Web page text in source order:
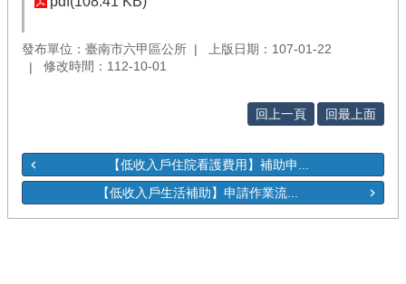
發布單位：臺南市六甲區公所
上版日期：107-01-22
修改時間：112-10-01
回上一頁 回最上面
【低收入戶住院看護費用】補助申...
【低收入戶生活補助】申請作業流...